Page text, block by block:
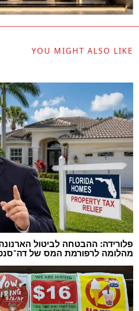
YOU MIGHT ALSO LIKE
פלורידה: ההבטחה לביטול
מהלומה לרפורמת המס של